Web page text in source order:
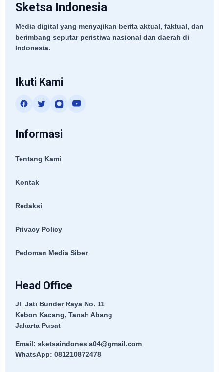
Sketsa Indonesia
Media digital yang menyajikan berita aktual, faktual, dan
berimbang seputar peristiwa nasional dan daerah di
Indonesia.
Ikuti Kami
Informasi
Tentang Kami
Kontak
Redaksi
Privacy Policy
Pedoman Media Siber
Head Office
Jl. Jati Bunder Raya No. 11
Kebon Kacang, Tanah Abang
Jakarta Pusat
Email: sketsaindonesia04@gmail.com
WhatsApp: 081210872478